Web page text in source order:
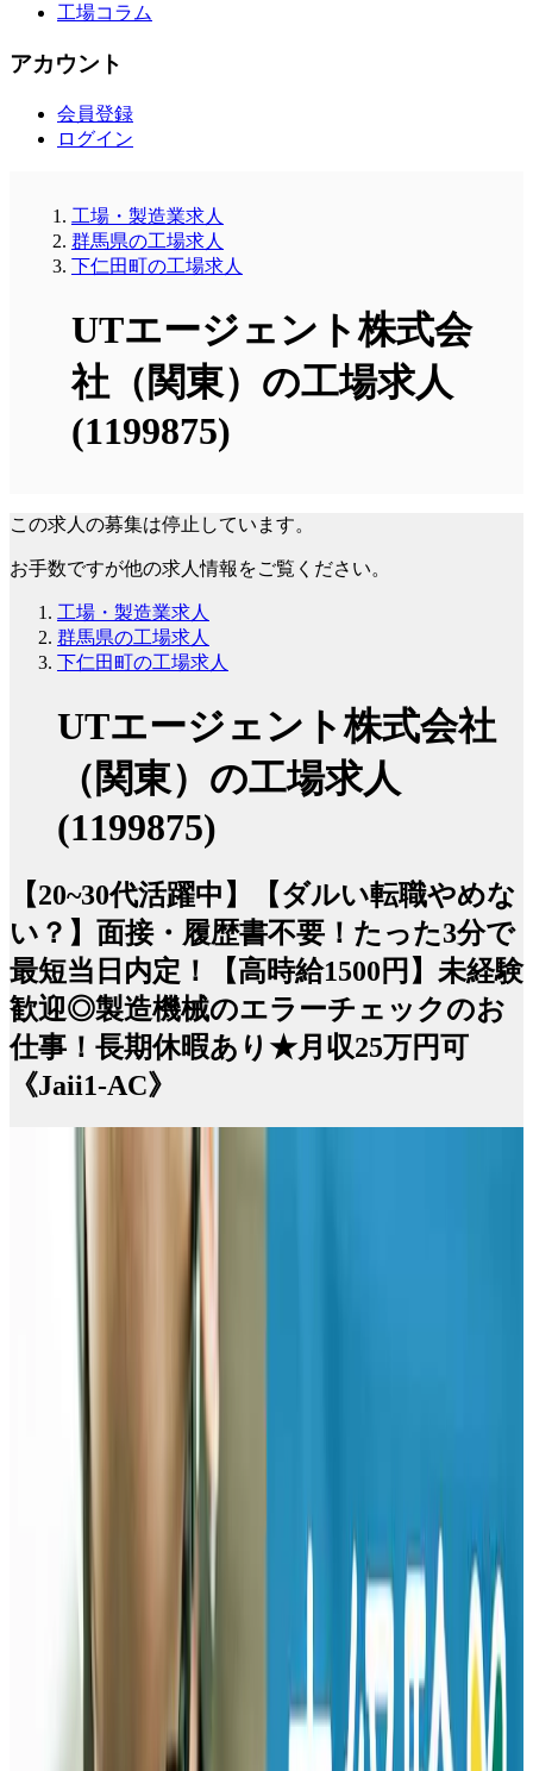
工場コラム
アカウント
会員登録
ログイン
工場・製造業求人
群馬県の工場求人
下仁田町の工場求人
UTエージェント株式会
社（関東）の工場求人
(1199875)
この求人の募集は停止しています。
お手数ですが他の求人情報をご覧ください。
工場・製造業求人
群馬県の工場求人
下仁田町の工場求人
UTエージェント株式会社
（関東）の工場求人
(1199875)
【20~30代活躍中】【ダルい転職やめな
い？】面接・履歴書不要！たった3分で
最短当日内定！【高時給1500円】未経験
歓迎◎製造機械のエラーチェックのお
仕事！長期休暇あり★月収25万円可
《Jaii1-AC》